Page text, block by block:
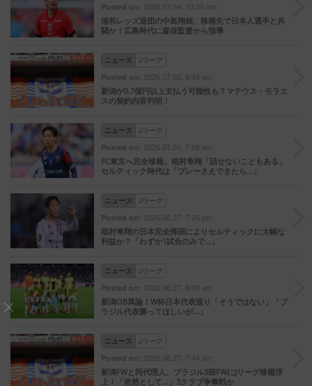
Posted on: 2026.07.04. 10:50 am
浦和レッズ退団の中島翔哉、移籍先で日本人選手と共
闘か！広島時代に森保監督から指導
ニュース Jリーグ
Posted on: 2026.07.03. 6:49 am
新潟が0.7億円以上支払う可能性も？マテウス・モラエ
スの契約内容判明！
ニュース Jリーグ
Posted on: 2026.07.01. 7:08 am
FC東京へ完全移籍。稲村隼翔「話せないこともある」
セルティック時代は「プレーさえできたら…」
ニュース Jリーグ
Posted on: 2026.06.27. 7:26 pm
稲村隼翔の日本完全帰国によりセルティックに大幅な
利益か？「わずか1試合のみで…」
ニュース Jリーグ
Posted on: 2026.06.27. 8:09 am
新潟OB異論！W杯日本代表巡り「そうではない」「ブ
ラジル代表勝ってほしいが…」
ニュース Jリーグ
Posted on: 2026.06.27. 7:44 am
新潟FWと同代理人。ブラジル3部FWにJリーグ移籍浮
上！「依然として…」3クラブ争奪戦か